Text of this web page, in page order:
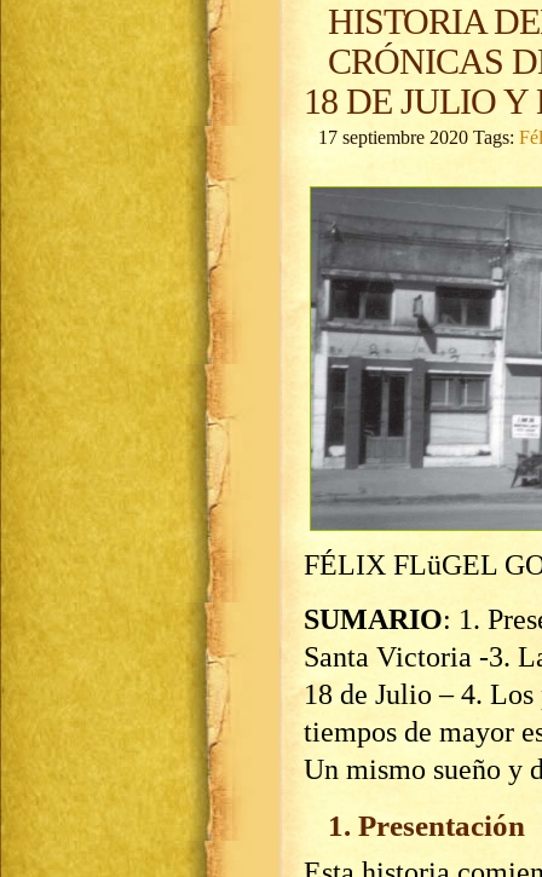
HISTORIA
CRÓNICAS
18 DE JULIO
17 septiembre 2020 Tags:
FÉLIX FLüGEL
SUMARIO: 1.
Santa Victoria -3.
18 de Julio – 4.
tiempos de mayor
Un mismo sueño y
1. Presentación